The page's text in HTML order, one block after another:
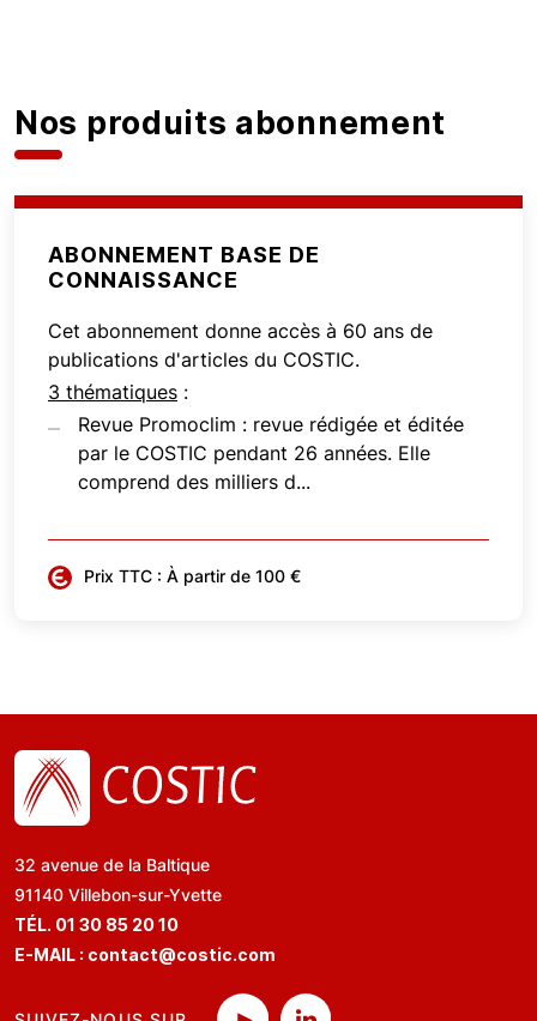
Nos produits abonnement
ABONNEMENT BASE DE
CONNAISSANCE
Cet abonnement donne accès à 60 ans de
publications d'articles du COSTIC.
3 thématiques :
Revue Promoclim : revue rédigée et éditée
par le COSTIC pendant 26 années. Elle
comprend des milliers d...
Prix TTC : À partir de 100 €
32 avenue de la Baltique
91140 Villebon-sur-Yvette
TÉL. 01 30 85 20 10
E-MAIL : contact@costic.com